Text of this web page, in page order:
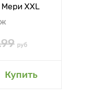
Мери XXL
руб
Купить